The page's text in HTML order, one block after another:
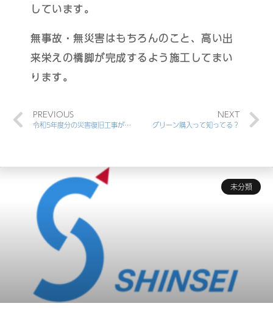
しています。
無事故・無災害はもちろんのこと、高い出
来栄えの橋脚が完成するよう施工してまい
ります。
PREVIOUS
令和5年度分の災害復旧工事が開始しました
NEXT
グリーン購入って知ってる？
未分類